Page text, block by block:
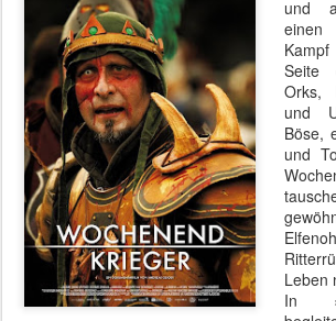
und
Seite
Orks,
und
Böse,
und
Leben
In